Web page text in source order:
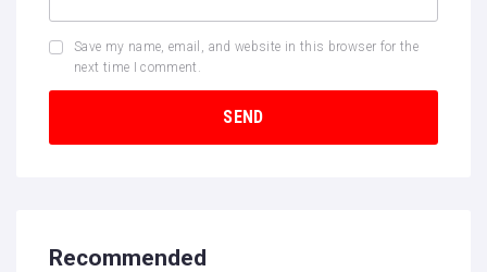
Save my name, email, and website in this browser for the
next time I comment.
Recommended